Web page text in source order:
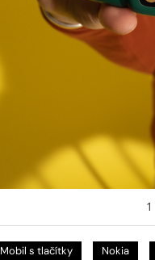
1
Mobil s tlačítky Nokia